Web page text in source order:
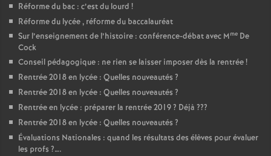
Réforme du bac : c’est du lourd !
Réforme du lycée , réforme du baccalauréat
Sur l’enseignement de l’histoire : conférence-débat avec Mme De
Cock
Conseil pédagogique : ne rien se laisser imposer dès la rentrée!
Rentrée 2018 en lycée : Quelles nouveautés ?
Rentrée 2018 en lycée : Quelles nouveautés ?
Rentrée en lycée : préparer la rentrée 2019? Déjà ???
Rentrée 2018 en lycée : Quelles nouveautés ?
Évaluations Nationales : quand les résultats des élèves pour évaluer
les profs ?….